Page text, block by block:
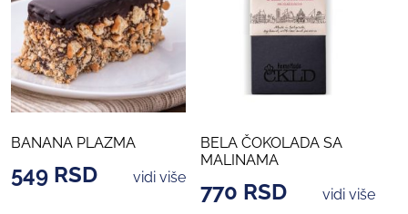
BANANA PLAZMA
549 RSD vidi više
BELA ČOKOLADA SA
MALINAMA
770 RSD vidi više